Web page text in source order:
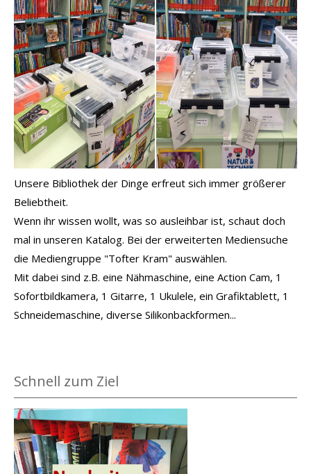
Unsere Bibliothek der Dinge erfreut sich immer größerer
Beliebtheit.
Wenn ihr wissen wollt, was so ausleihbar ist, schaut doch
mal in unseren Katalog. Bei der erweiterten Mediensuche
die Mediengruppe "Tofter Kram" auswählen.
Mit dabei sind z.B. eine Nähmaschine, eine Action Cam, 1
Sofortbildkamera, 1 Gitarre, 1 Ukulele, ein Grafiktablett, 1
Schneidemaschine, diverse Silikonbackformen...
Schnell zum Ziel